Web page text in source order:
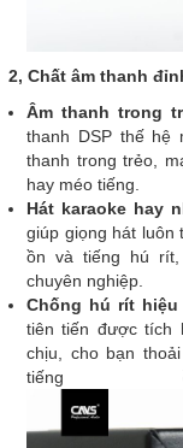
2, Chất âm thanh
Âm thanh trong
thanh DSP thế hệ
thanh trong trẻo,
hay méo tiếng.
Hát karaoke hay
giúp giọng hát luôn
ồn và tiếng hú
chuyên nghiệp.
Chống hú rít hiệu
tiên tiến được tích
chịu, cho bạn
tiếng